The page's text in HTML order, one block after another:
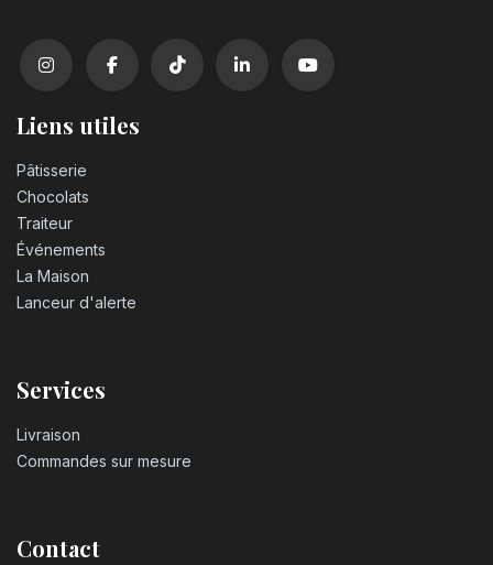
Liens utiles
Pâtisserie
Chocolats
Traiteur
Événements
La Maison
Lanceur d'alerte
Services
Livraison
Commandes sur mesure
Contact